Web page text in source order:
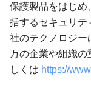
保護製品をはじめ
括するセキュリテ
社のテクノロジー
万の企業や組織の
しくは https://